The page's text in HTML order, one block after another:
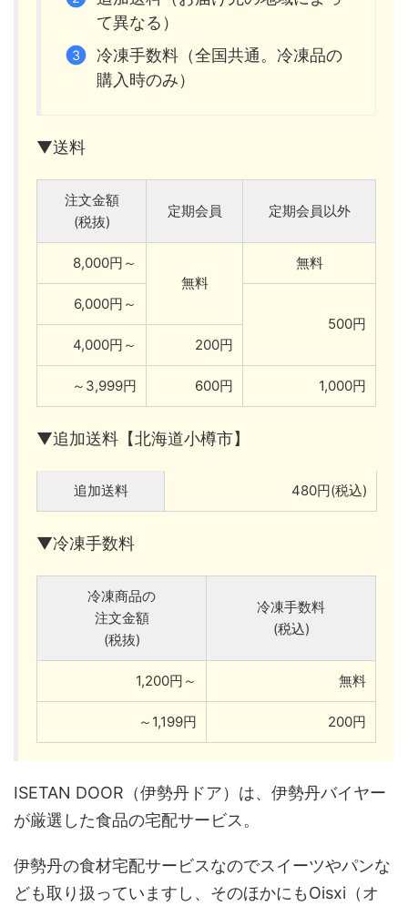
て異なる）
冷凍手数料（全国共通。冷凍品の
購入時のみ）
▼送料
注文金額
(税抜)
定期会員 定期会員以外
8,000円～
無料
無料
6,000円～
500円
4,000円～
200円
～3,999円 600円 1,000円
▼追加送料【北海道小樽市】
追加送料 480円(税込)
▼冷凍手数料
冷凍商品の
注文金額
(税抜)
冷凍手数料
(税込)
1,200円～ 無料
～1,199円 200円
ISETAN DOOR（伊勢丹ドア）は、伊勢丹バイヤー
が厳選した食品の宅配サービス。
伊勢丹の食材宅配サービスなのでスイーツやパンな
ども取り扱っていますし、そのほかにもOisxi（オ